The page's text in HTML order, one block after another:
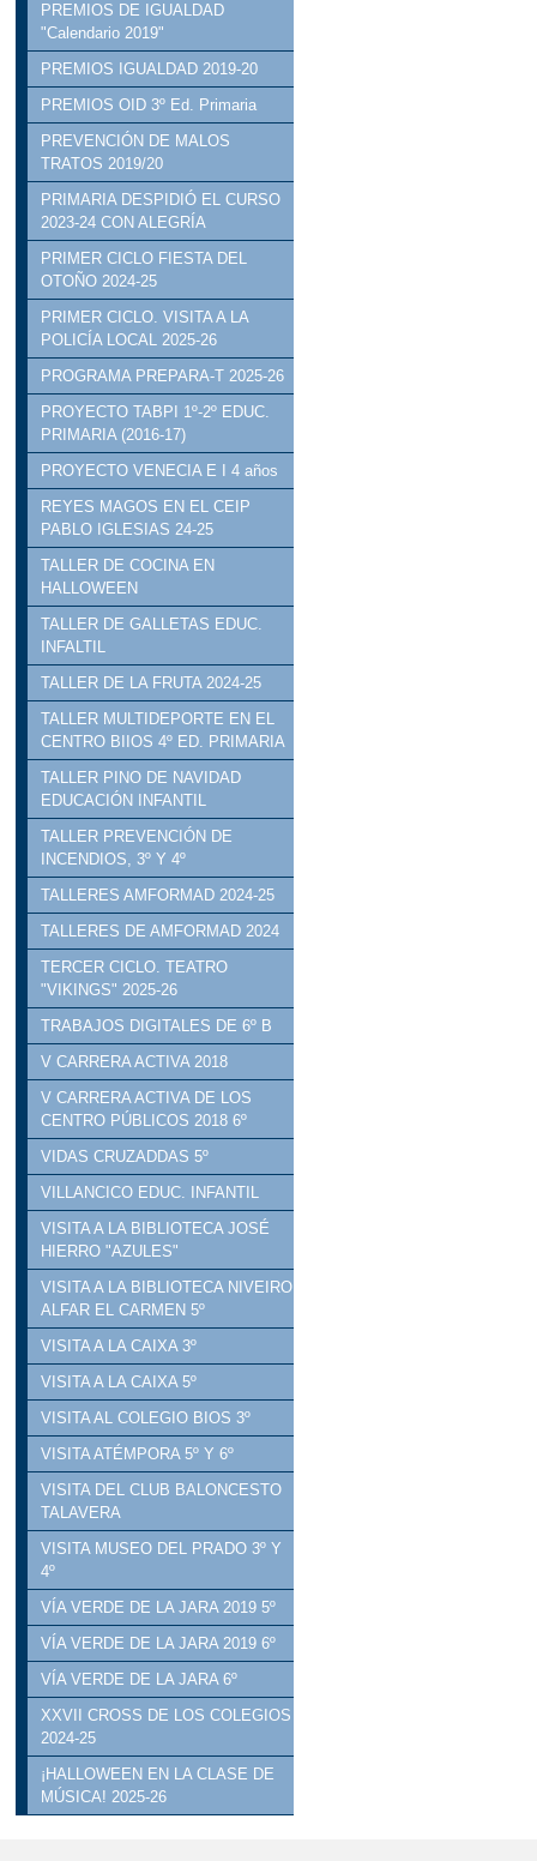
PREMIOS DE IGUALDAD
"Calendario 2019"
PREMIOS IGUALDAD 2019-20
PREMIOS OID 3º Ed. Primaria
PREVENCIÓN DE MALOS
TRATOS 2019/20
PRIMARIA DESPIDIÓ EL CURSO
2023-24 CON ALEGRÍA
PRIMER CICLO FIESTA DEL
OTOÑO 2024-25
PRIMER CICLO. VISITA A LA
POLICÍA LOCAL 2025-26
PROGRAMA PREPARA-T 2025-26
PROYECTO TABPI 1º-2º EDUC.
PRIMARIA (2016-17)
PROYECTO VENECIA E I 4 años
REYES MAGOS EN EL CEIP
PABLO IGLESIAS 24-25
TALLER DE COCINA EN
HALLOWEEN
TALLER DE GALLETAS EDUC.
INFALTIL
TALLER DE LA FRUTA 2024-25
TALLER MULTIDEPORTE EN EL
CENTRO BIIOS 4º ED. PRIMARIA
TALLER PINO DE NAVIDAD
EDUCACIÓN INFANTIL
TALLER PREVENCIÓN DE
INCENDIOS, 3º Y 4º
TALLERES AMFORMAD 2024-25
TALLERES DE AMFORMAD 2024
TERCER CICLO. TEATRO
"VIKINGS" 2025-26
TRABAJOS DIGITALES DE 6º B
V CARRERA ACTIVA 2018
V CARRERA ACTIVA DE LOS
CENTRO PÚBLICOS 2018 6º
VIDAS CRUZADDAS 5º
VILLANCICO EDUC. INFANTIL
VISITA A LA BIBLIOTECA JOSÉ
HIERRO "AZULES"
VISITA A LA BIBLIOTECA NIVEIRO
ALFAR EL CARMEN 5º
VISITA A LA CAIXA 3º
VISITA A LA CAIXA 5º
VISITA AL COLEGIO BIOS 3º
VISITA ATÉMPORA 5º Y 6º
VISITA DEL CLUB BALONCESTO
TALAVERA
VISITA MUSEO DEL PRADO 3º Y
4º
VÍA VERDE DE LA JARA 2019 5º
VÍA VERDE DE LA JARA 2019 6º
VÍA VERDE DE LA JARA 6º
XXVII CROSS DE LOS COLEGIOS
2024-25
¡HALLOWEEN EN LA CLASE DE
MÚSICA! 2025-26